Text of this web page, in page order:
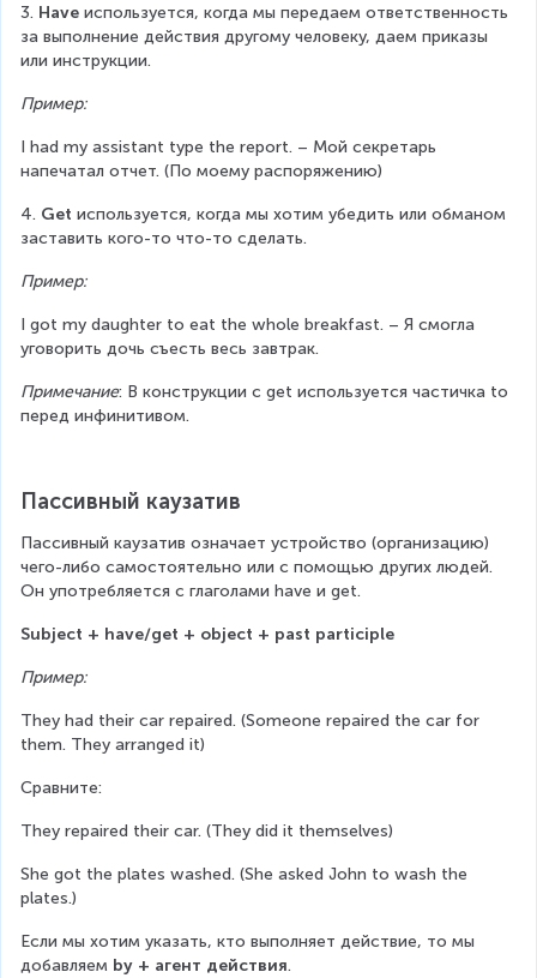
3. Have используется, когда мы передаем ответственность
за выполнение действия другому человеку, даем приказы
или инструкции.
Пример:
I had my assistant type the report. – Мой секретарь
напечатал отчет. (По моему распоряжению)
4. Get используется, когда мы хотим убедить или обманом
заставить кого-то что-то сделать.
Пример:
I got my daughter to eat the whole breakfast. – Я смогла
уговорить дочь съесть весь завтрак.
Примечание: В конструкции с get используется частичка to
перед инфинитивом.
Пассивный каузатив
Пассивный каузатив означает устройство (организацию)
чего-либо самостоятельно или с помощью других людей.
Он употребляется с глаголами have и get.
Subject + have/get + object + past participle
Пример:
They had their car repaired. (Someone repaired the car for
them. They arranged it)
Сравните:
They repaired their car. (They did it themselves)
She got the plates washed. (She asked John to wash the
plates.)
Если мы хотим указать, кто выполняет действие, то мы
добавляем by + агент действия.